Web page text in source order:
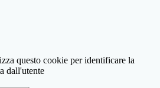
questo cookie per identificare la
dall'utente